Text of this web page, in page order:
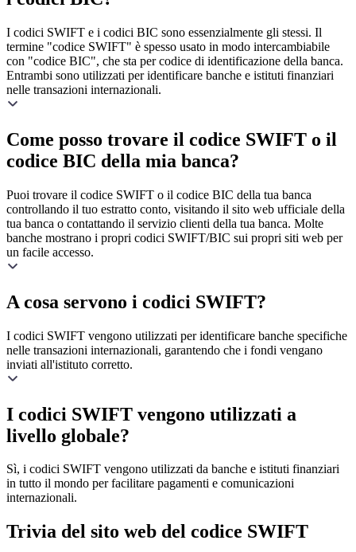
I codici SWIFT e i codici BIC sono essenzialmente gli stessi. Il
termine "codice SWIFT" è spesso usato in modo intercambiabile
con "codice BIC", che sta per codice di identificazione della banca.
Entrambi sono utilizzati per identificare banche e istituti finanziari
nelle transazioni internazionali.
Come posso trovare il codice SWIFT o il
codice BIC della mia banca?
Puoi trovare il codice SWIFT o il codice BIC della tua banca
controllando il tuo estratto conto, visitando il sito web ufficiale della
tua banca o contattando il servizio clienti della tua banca. Molte
banche mostrano i propri codici SWIFT/BIC sui propri siti web per
un facile accesso.
A cosa servono i codici SWIFT?
I codici SWIFT vengono utilizzati per identificare banche specifiche
nelle transazioni internazionali, garantendo che i fondi vengano
inviati all'istituto corretto.
I codici SWIFT vengono utilizzati a
livello globale?
Sì, i codici SWIFT vengono utilizzati da banche e istituti finanziari
in tutto il mondo per facilitare pagamenti e comunicazioni
internazionali.
Trivia del sito web del codice SWIFT